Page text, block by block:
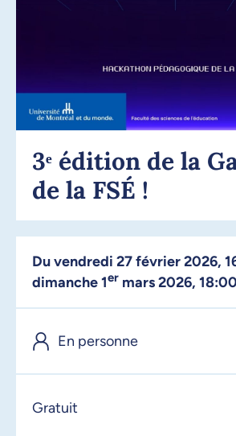
3ᵉ édition de la
de la FSÉ !
Du vendredi 27 février 2026, 16:30 au
dimanche 1er mars 2026, 18:00
En personne
Gratuit